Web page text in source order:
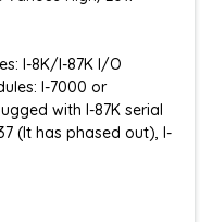
I-8K/I-87K I/O
I-7000 or
with I-87K serial
(It has phased out), I-